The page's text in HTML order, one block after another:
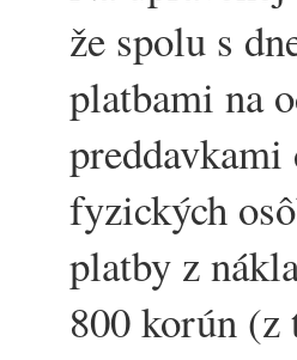
že spolu s
platbami na
fyzických
platby z
800 korún